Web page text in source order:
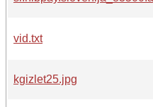
vid.txt
kgizlet25.jpg